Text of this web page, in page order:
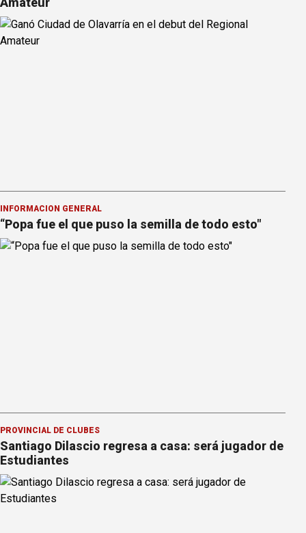
INFORMACION GENERAL
“Popa fue el que puso la semilla de todo esto"
PROVINCIAL DE CLUBES
Santiago Dilascio regresa a casa: será jugador de
Estudiantes